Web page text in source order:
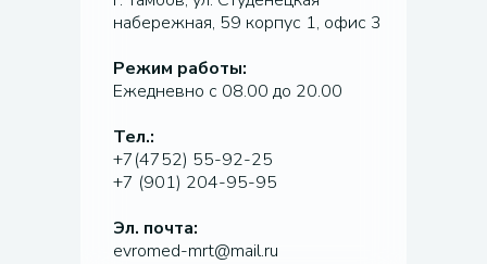
набережная, 59 корпус 1, офис 3
Режим работы:
Ежедневно с 08.00 до 20.00
Тел.:
+7(4752) 55-92-25
+7 (901) 204-95-95
Эл. почта:
evromed-mrt@mail.ru